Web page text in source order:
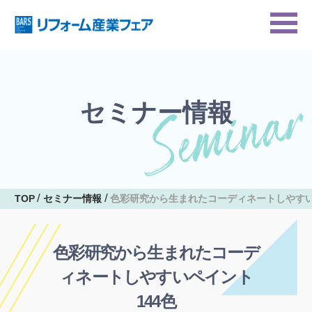
セミナー情報
TOP セミナー情報 色彩研究から生まれたコーディネートしやす
色彩研究から生まれたコーデ
ィネートしやすいペイント
144色